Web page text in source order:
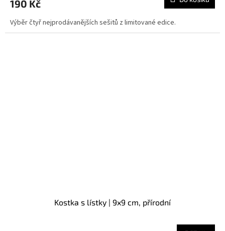
190 Kč
Výběr čtyř nejprodávanějších sešitů z limitované edice.
Kostka s lístky | 9x9 cm, přírodní